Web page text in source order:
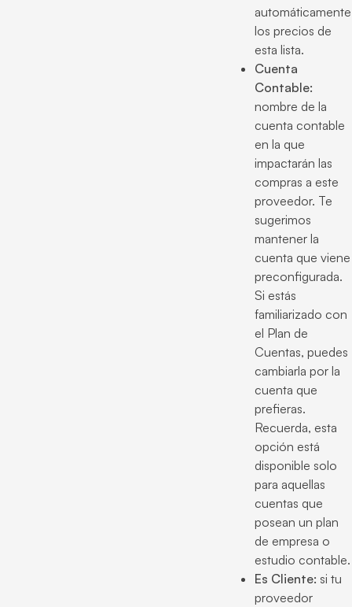
automáticamente
los precios de
esta lista.
Cuenta
Contable:
nombre de la
cuenta contable
en la que
impactarán las
compras a este
proveedor. Te
sugerimos
mantener la
cuenta que viene
preconfigurada.
Si estás
familiarizado con
el Plan de
Cuentas, puedes
cambiarla por la
cuenta que
prefieras.
Recuerda, esta
opción está
disponible solo
para aquellas
cuentas que
posean un plan
de empresa o
estudio contable.
Es Cliente: si tu
proveedor